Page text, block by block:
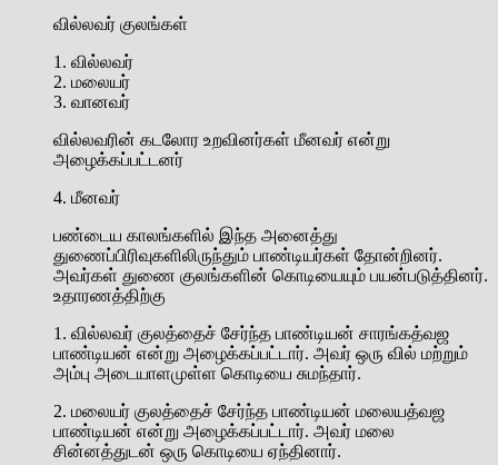
வில்லவர் குலங்கள்
1. வில்லவர்
2. மலையர்
3. வானவர்
வில்லவரின் கடலோர உறவினர்கள் மீனவர் என்று
அழைக்கப்பட்டனர்
4. மீனவர்
பண்டைய காலங்களில் இந்த அனைத்து
துணைப்பிரிவுகளிலிருந்தும் பாண்டியர்கள் தோன்றினர்.
அவர்கள் துணை குலங்களின் கொடியையும் பயன்படுத்தினர்.
உதாரணத்திற்கு
1. வில்லவர் குலத்தைச் சேர்ந்த பாண்டியன் சாரங்கத்வஜ
பாண்டியன் என்று அழைக்கப்பட்டார். அவர் ஒரு வில் மற்றும்
அம்பு அடையாளமுள்ள கொடியை சுமந்தார்.
2. மலையர் குலத்தைச் சேர்ந்த பாண்டியன் மலையத்வஜ
பாண்டியன் என்று அழைக்கப்பட்டார். அவர் மலை
சின்னத்துடன் ஒரு கொடியை ஏந்தினார்.